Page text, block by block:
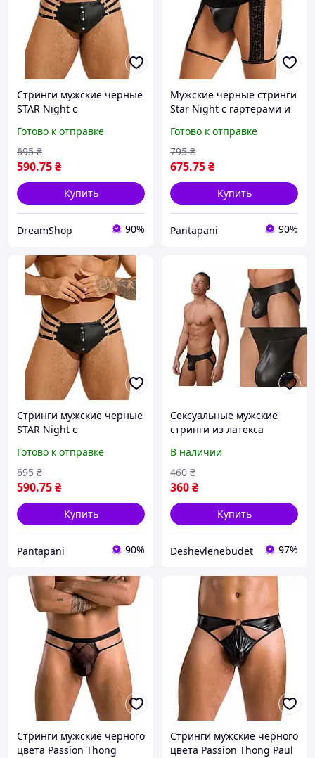
Стринги мужские черные
STAR Night с
резинками по бокам, M
Готово к отправке
590.75₴
695 ₴
Купить
DreamShop 90%
Мужские черные стринги
Star Night с гартерами и
Акция, Горячая цена
Готово к отправке
675.75₴
795 ₴
Купить
Pantapani 90%
Стринги мужские черные
STAR Night с
резинками по бокам, L -
Акция, Горячая цена
Готово к отправке
590.75₴
695 ₴
Купить
Pantapani 90%
Сексуальные мужские
стринги из латекса
В наличии
360₴
460 ₴
Купить
Deshevlenebudet 97%
Стринги мужские черного
цвета Passion Thong
Стринги мужские черного
цвета Passion Thong Paul